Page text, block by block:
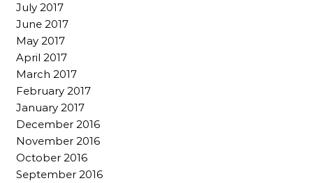
July 2017
June 2017
May 2017
April 2017
March 2017
February 2017
January 2017
December 2016
November 2016
October 2016
September 2016